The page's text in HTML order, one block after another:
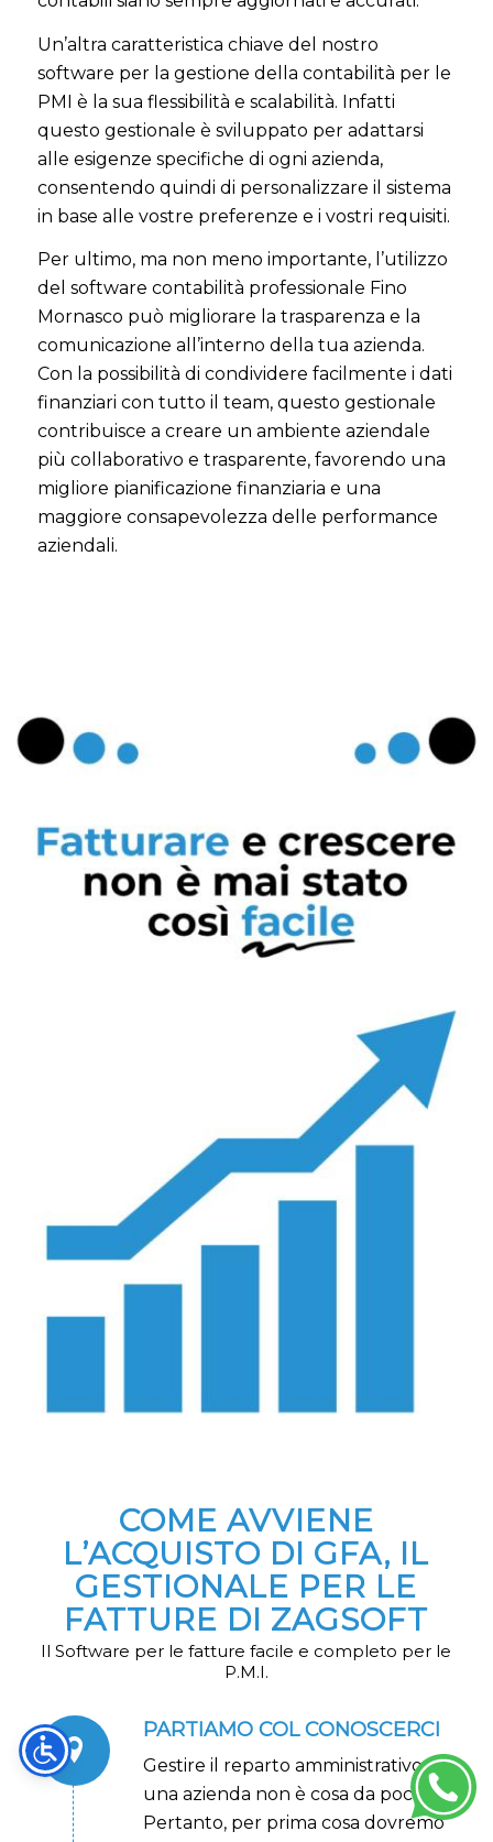
Un’altra caratteristica chiave del nostro
software per la gestione della contabilità per le
PMI è la sua flessibilità e scalabilità. Infatti
questo gestionale è sviluppato per adattarsi
alle esigenze specifiche di ogni azienda,
consentendo quindi di personalizzare il sistema
in base alle vostre preferenze e i vostri requisiti.
Per ultimo, ma non meno importante, l’utilizzo
del software contabilità professionale Fino
Mornasco può migliorare la trasparenza e la
comunicazione all’interno della tua azienda.
Con la possibilità di condividere facilmente i dati
finanziari con tutto il team, questo gestionale
contribuisce a creare un ambiente aziendale
più collaborativo e trasparente, favorendo una
migliore pianificazione finanziaria e una
maggiore consapevolezza delle performance
aziendali.
COME AVVIENE
L’ACQUISTO DI GFA, IL
GESTIONALE PER LE
FATTURE DI ZAGSOFT
Il Software per le fatture facile e completo per le
P.M.I.
PARTIAMO COL CONOSCERCI
Gestire il reparto amministrativo di
una azienda non è cosa da poco.
Pertanto, per prima cosa dovremo